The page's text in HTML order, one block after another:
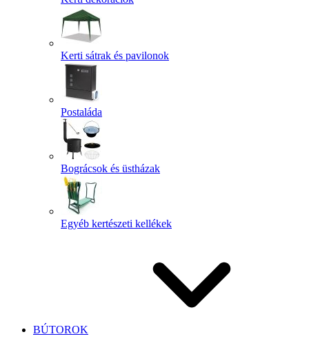
Kerti sátrak és pavilonok
Postaláda
Bográcsok és üstházak
Egyéb kertészeti kellékek
BÚTOROK